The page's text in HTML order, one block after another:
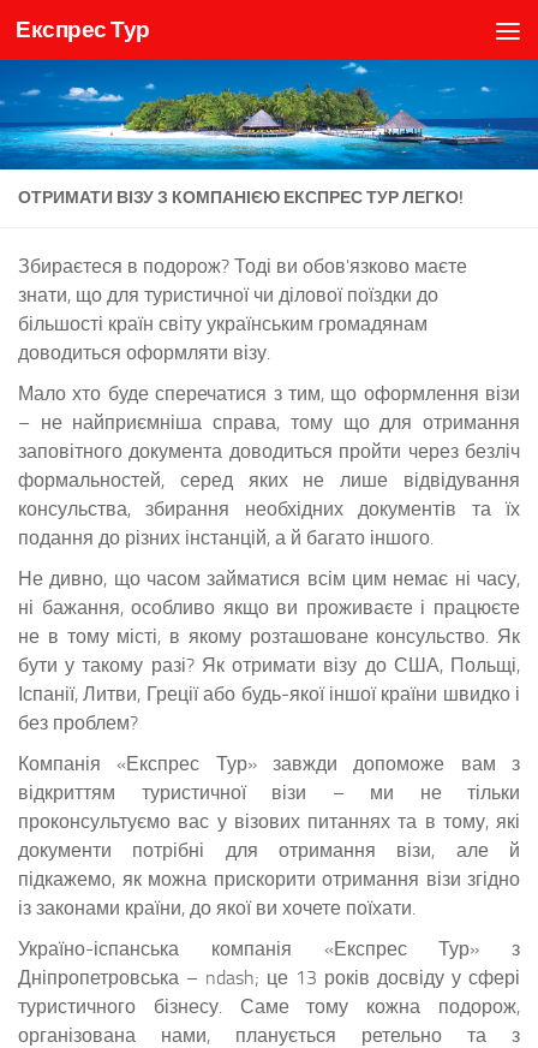
Skip to content
Експрес Тур
ОТРИМАТИ ВІЗУ З КОМПАНІЄЮ ЕКСПРЕС ТУР ЛЕГКО!
Збираєтеся в подорож? Тоді ви обов'язково маєте
знати, що для туристичної чи ділової поїздки до
більшості країн світу українським громадянам
доводиться оформляти візу.
Мало хто буде сперечатися з тим, що оформлення візи
– не найприємніша справа, тому що для отримання
заповітного документа доводиться пройти через безліч
формальностей, серед яких не лише відвідування
консульства, збирання необхідних документів та їх
подання до різних інстанцій, а й багато іншого.
Не дивно, що часом займатися всім цим немає ні часу,
ні бажання, особливо якщо ви проживаєте і працюєте
не в тому місті, в якому розташоване консульство. Як
бути у такому разі? Як отримати візу до США, Польщі,
Іспанії, Литви, Греції або будь-якої іншої країни швидко і
без проблем?
Компанія «Експрес Тур» завжди допоможе вам з
відкриттям туристичної візи – ми не тільки
проконсультуємо вас у візових питаннях та в тому, які
документи потрібні для отримання візи, але й
підкажемо, як можна прискорити отримання візи згідно
із законами країни, до якої ви хочете поїхати.
Україно-іспанська компанія «Експрес Тур» з
Дніпропетровська – ndash; це 13 років досвіду у сфері
туристичного бізнесу. Саме тому кожна подорож,
організована нами, планується ретельно та з